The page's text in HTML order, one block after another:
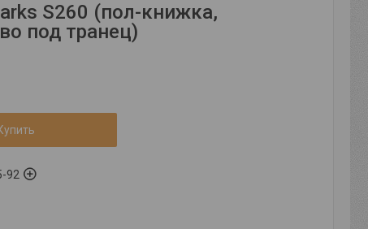
S260 (пол-книжка,
под транец)
92